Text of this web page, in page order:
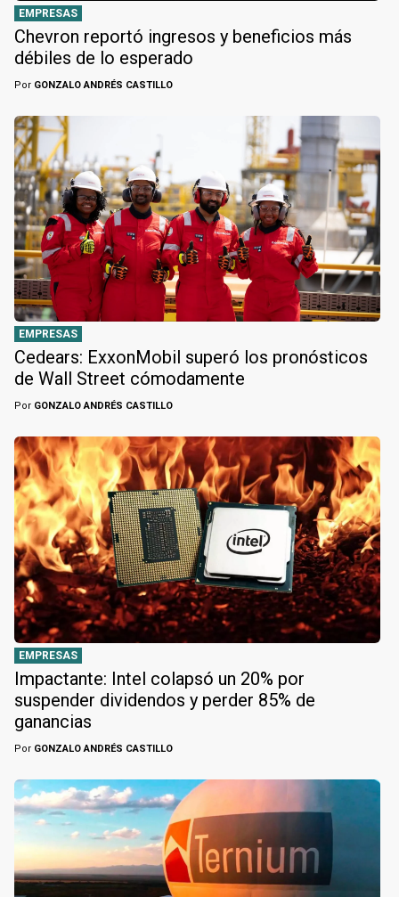
EMPRESAS
Chevron reportó ingresos y beneficios más
débiles de lo esperado
Por GONZALO ANDRÉS CASTILLO
EMPRESAS
Cedears: ExxonMobil superó los pronósticos
de Wall Street cómodamente
Por GONZALO ANDRÉS CASTILLO
EMPRESAS
Impactante: Intel colapsó un 20% por
suspender dividendos y perder 85% de
ganancias
Por GONZALO ANDRÉS CASTILLO